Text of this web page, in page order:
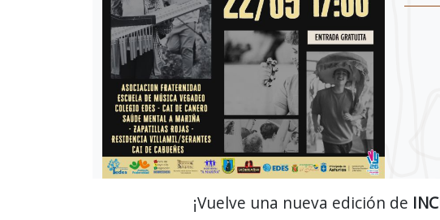
¡Vuelve una nueva edición de